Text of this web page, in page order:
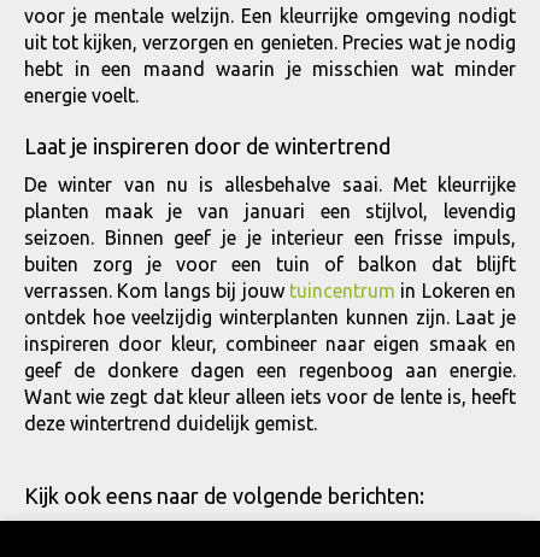
voor je mentale welzijn. Een kleurrijke omgeving nodigt
uit tot kijken, verzorgen en genieten. Precies wat je nodig
hebt in een maand waarin je misschien wat minder
energie voelt.
Laat je inspireren door de wintertrend
De winter van nu is allesbehalve saai. Met kleurrijke
planten maak je van januari een stijlvol, levendig
seizoen. Binnen geef je je interieur een frisse impuls,
buiten zorg je voor een tuin of balkon dat blijft
verrassen. Kom langs bij jouw tuincentrum in Lokeren en
ontdek hoe veelzijdig winterplanten kunnen zijn. Laat je
inspireren door kleur, combineer naar eigen smaak en
geef de donkere dagen een regenboog aan energie.
Want wie zegt dat kleur alleen iets voor de lente is, heeft
deze wintertrend duidelijk gemist.
Kijk ook eens naar de volgende berichten: